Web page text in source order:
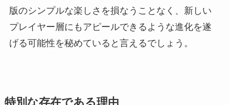
版のシンプルな楽しさを損なうことなく、新しい
プレイヤー層にもアピールできるような進化を遂
げる可能性を秘めていると言えるでしょう。
特別な存在である理由